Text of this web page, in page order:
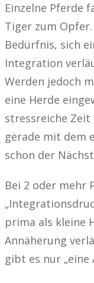
Einzelne Pferde
Tiger zum
Bedürfnis, sich
Integration
Werden jedoch
eine Herde
stressreiche Zeit
gerade mit dem
schon der
Bei 2 oder mehr
prima als kleine
Annäherung
gibt es nur „eine